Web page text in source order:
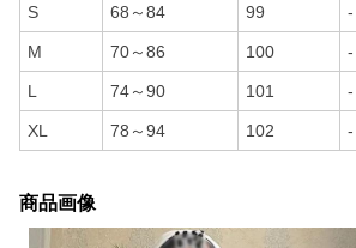
S 68～84 99 -
M 70～86 100 -
L 74～90 101 -
XL 78～94 102 -
商品画像